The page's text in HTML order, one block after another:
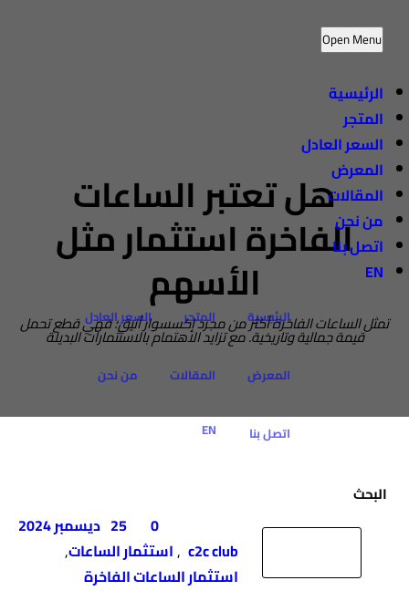
Open Menu
الرئيسية
المتجر
السعر العادل
المعرض
المقالات
من نحن
اتصل بنا
EN
الرئيسية المتجر السعر العادل
المعرض المقالات من نحن
اتصل بنا EN
هل تعتبر الساعات
الفاخرة استثمار مثل
الأسهم
تمثل الساعات الفاخرة أكثر من مجرد إكسسوار أنيق؛ فهي قطع تحمل
قيمة جمالية وتاريخية. مع تزايد الاهتمام بالاستثمارات البديلة
25 ديسمبر 2024
0
c2c club
,استثمار الساعات,
استثمار الساعات الفاخرة
البحث